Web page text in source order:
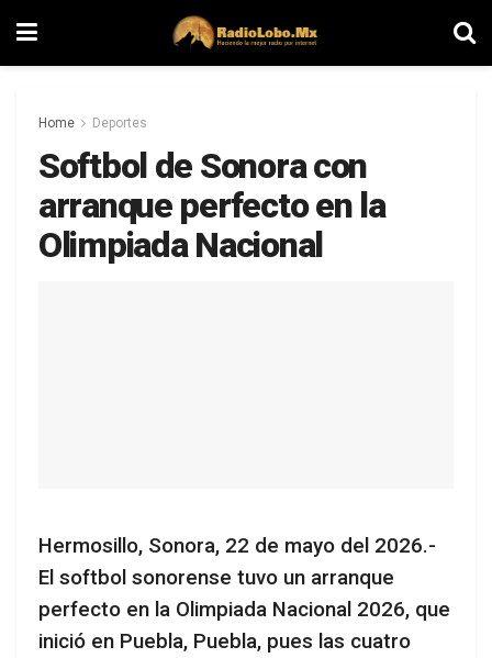
Home Deportes
Softbol de Sonora con
arranque perfecto en la
Olimpiada Nacional
Hermosillo, Sonora, 22 de mayo del 2026.-
El softbol sonorense tuvo un arranque
perfecto en la Olimpiada Nacional 2026, que
inició en Puebla, Puebla, pues las cuatro